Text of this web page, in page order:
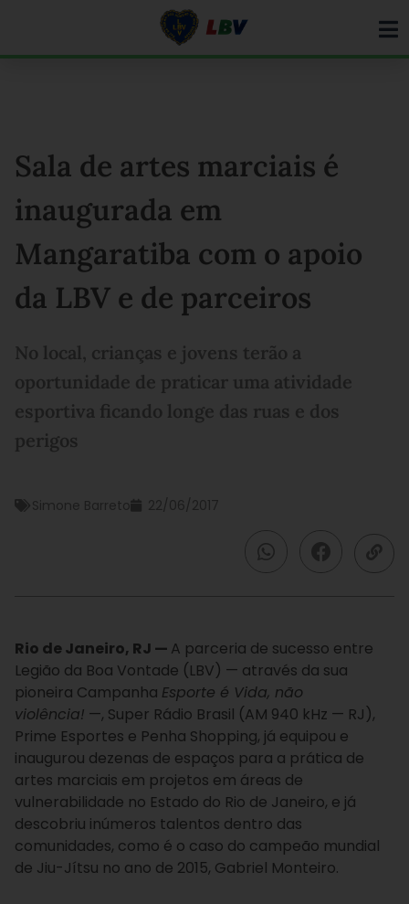
Sala de artes marciais é
inaugurada em
Mangaratiba com o apoio
da LBV e de parceiros
No local, crianças e jovens terão a
oportunidade de praticar uma atividade
esportiva ficando longe das ruas e dos
perigos
Simone Barreto 22/06/2017
Rio de Janeiro, RJ — A parceria de sucesso entre
Legião da Boa Vontade (LBV) — através da sua
pioneira Campanha Esporte é Vida, não
violência! —, Super Rádio Brasil (AM 940 kHz — RJ),
Prime Esportes e Penha Shopping, já equipou e
inaugurou dezenas de espaços para a prática de
artes marciais em projetos em áreas de
vulnerabilidade no Estado do Rio de Janeiro, e já
descobriu inúmeros talentos dentro das
comunidades, como é o caso do campeão mundial
de Jiu-Jítsu no ano de 2015, Gabriel Monteiro.